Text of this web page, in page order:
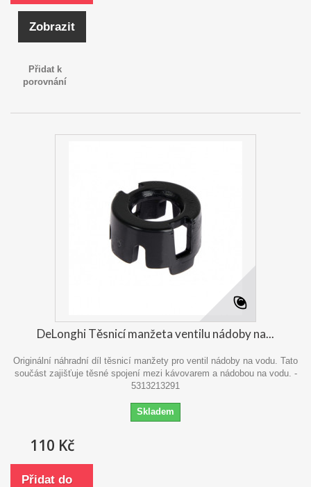
Zobrazit
Přidat k
porovnání
DeLonghi Těsnicí manžeta ventilu nádoby na...
Originální náhradní díl těsnicí manžety pro ventil nádoby na vodu. Tato
součást zajišťuje těsné spojení mezi kávovarem a nádobou na vodu. -
5313213291
Skladem
110 Kč
Přidat do